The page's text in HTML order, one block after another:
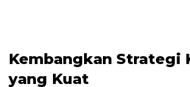
Kembangkan Strategi
yang Kuat